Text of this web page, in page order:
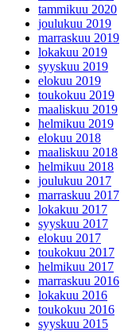
tammikuu 2020
joulukuu 2019
marraskuu 2019
lokakuu 2019
syyskuu 2019
elokuu 2019
toukokuu 2019
maaliskuu 2019
helmikuu 2019
elokuu 2018
maaliskuu 2018
helmikuu 2018
joulukuu 2017
marraskuu 2017
lokakuu 2017
syyskuu 2017
elokuu 2017
toukokuu 2017
helmikuu 2017
marraskuu 2016
lokakuu 2016
toukokuu 2016
syyskuu 2015